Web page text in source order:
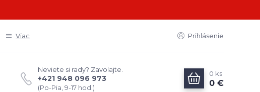
Viac Prihlásenie
Neviete si rady? Zavolajte.
+421 948 096 973
(Po-Pia, 9-17 hod.)
0 ks
0 €